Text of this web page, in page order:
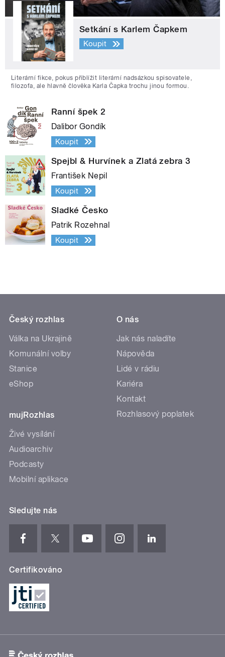
Setkání s Karlem Čapkem
Koupit
Literární fikce, pokus přiblížit literární nadsázkou spisovatele,
filozofa, ale hlavně člověka Karla Čapka trochu jinou formou.
Ranní špek 2
Dalibor Gondík
Koupit
Spejbl & Hurvínek a Zlatá zebra 3
František Nepil
Koupit
Sladké Česko
Patrik Rozehnal
Koupit
Český rozhlas
Válka na Ukrajině
Komunální volby
Stanice
eShop
mujRozhlas
Živé vysílání
Audioarchiv
Podcasty
Mobilní aplikace
O nás
Jak nás naladíte
Nápověda
Lidé v rádiu
Kariéra
Kontakt
Rozhlasový poplatek
Sledujte nás
Certifikováno